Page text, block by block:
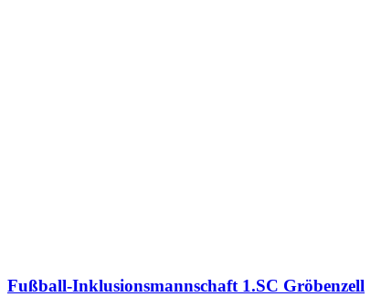
Fußball-Inklusionsmannschaft 1.SC Gröbenzell